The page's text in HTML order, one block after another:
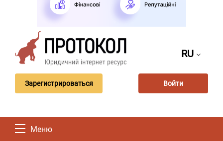
RU
Зарегистрироваться Войти
Меню